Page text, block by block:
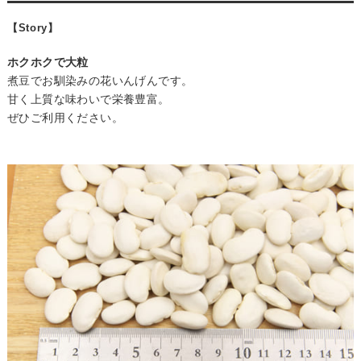
【Story】
ホクホクで大粒
煮豆でお馴染みの花いんげんです。
甘く上質な味わいで栄養豊富。
ぜひご利用ください。